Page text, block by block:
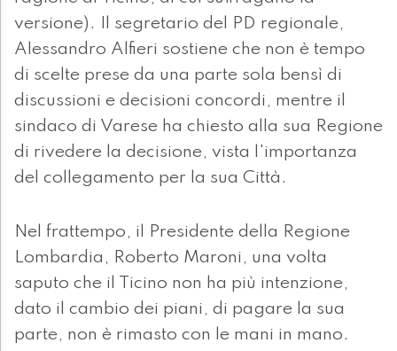
versione). Il segretario del PD regionale,
Alessandro Alfieri sostiene che non è tempo
di scelte prese da una parte sola bensì di
discussioni e decisioni concordi, mentre il
sindaco di Varese ha chiesto alla sua Regione
di rivedere la decisione, vista l'importanza
del collegamento per la sua Città.
Nel frattempo, il Presidente della Regione
Lombardia, Roberto Maroni, una volta
saputo che il Ticino non ha più intenzione,
dato il cambio dei piani, di pagare la sua
parte, non è rimasto con le mani in mano.